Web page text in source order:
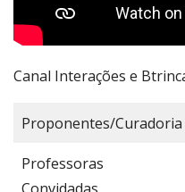
Canal Interações e
Proponentes/Curadoria
Professoras